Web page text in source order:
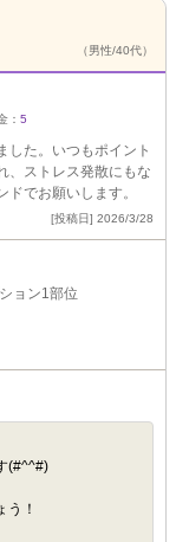
（男性/40代）
： 5
した。いつもポイント
、ストレス発散にもな
でお願いします。
[投稿日] 2026/3/28
ョン1部位
(#^^#)
う！